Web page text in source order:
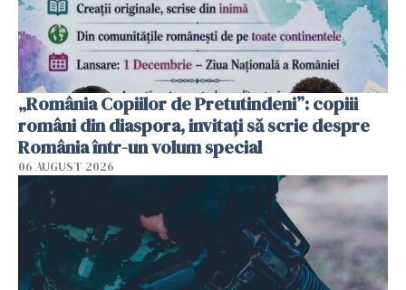
„România Copiilor de Pretutindeni”: copiii
români din diaspora, invitați să scrie despre
România într-un volum special
06 AUGUST 2026